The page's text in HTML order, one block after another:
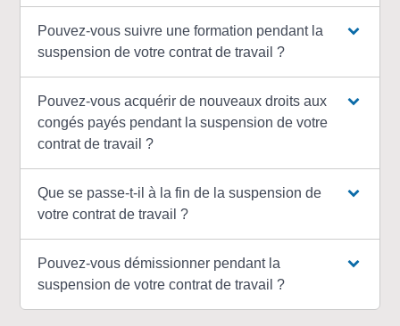
Pouvez-vous suivre une formation pendant la
suspension de votre contrat de travail ?
Pouvez-vous acquérir de nouveaux droits aux
congés payés pendant la suspension de votre
contrat de travail ?
Que se passe-t-il à la fin de la suspension de
votre contrat de travail ?
Pouvez-vous démissionner pendant la
suspension de votre contrat de travail ?